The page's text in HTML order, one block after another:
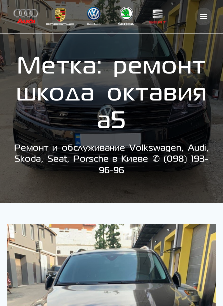
Skip
to
content
Метка:ремонт
шкода октавия
а5
Ремонт и обслуживание Volkswagen, Audi,
Skoda, Seat, Porsche в Киеве ✆ (098) 193-
96-96